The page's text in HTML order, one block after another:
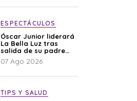
ESPECTÁCULOS
Óscar Junior liderará
La Bella Luz tras
salida de su padre
por polémica con
Naldy Saldaña
07 Ago 2026
TIPS Y SALUD